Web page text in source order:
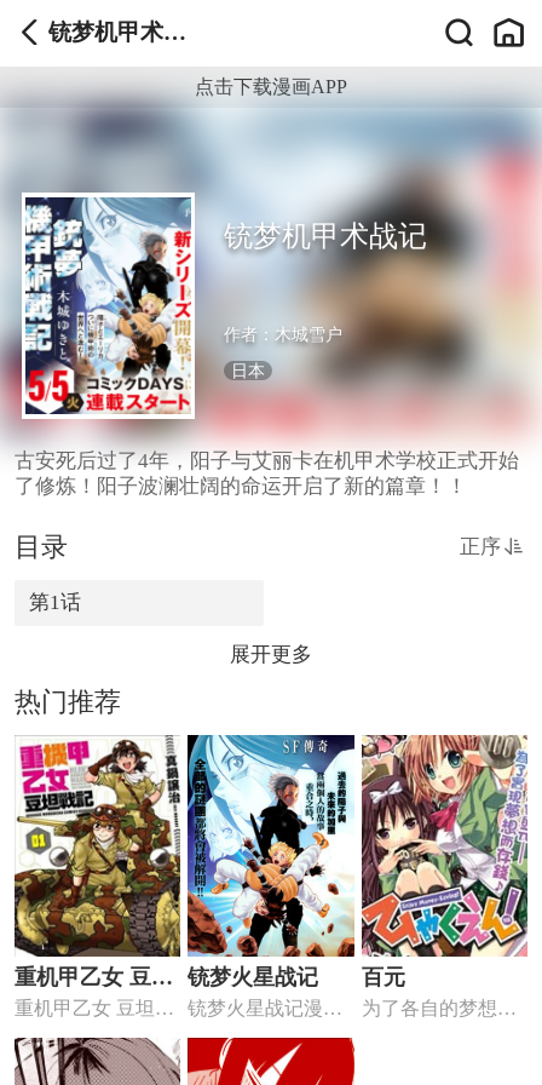
铳梦机甲术战
记
点击下载漫画APP
铳梦机甲术战记
作者： 木城雪户
日本
古安死后过了4年，阳子与艾丽卡在机甲术学校正式开始
了修炼！阳子波澜壮阔的命运开启了新的篇章！！
目录 正序
第1话
展开更多
热门推荐
重机甲乙女 豆坦
战记
重机甲乙女 豆坦战
记漫画 ，少女们领
导的...
铳梦火星战记
铳梦火星战记漫画
简介人气大作铳梦
的终章于...
百元
为了各自的梦想，